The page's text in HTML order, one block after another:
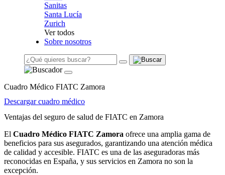
Sanitas
Santa Lucía
Zurich
Ver todos
Sobre nosotros
Cuadro Médico FIATC Zamora
Descargar cuadro médico
Ventajas del seguro de salud de FIATC en Zamora
El Cuadro Médico FIATC Zamora ofrece una amplia gama de
beneficios para sus asegurados, garantizando una atención médica
de calidad y accesible. FIATC es una de las aseguradoras más
reconocidas en España, y sus servicios en Zamora no son la
excepción.